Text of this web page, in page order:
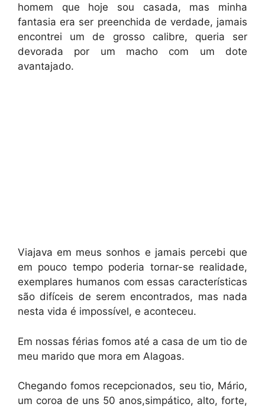
homem que hoje sou casada, mas minha
fantasia era ser preenchida de verdade, jamais
encontrei um de grosso calibre, queria ser
devorada por um macho com um dote
avantajado.
Viajava em meus sonhos e jamais percebi que
em pouco tempo poderia tornar-se realidade,
exemplares humanos com essas características
são difíceis de serem encontrados, mas nada
nesta vida é impossível, e aconteceu.
Em nossas férias fomos até a casa de um tio de
meu marido que mora em Alagoas.
Chegando fomos recepcionados, seu tio, Mário,
um coroa de uns 50 anos,simpático, alto, forte,